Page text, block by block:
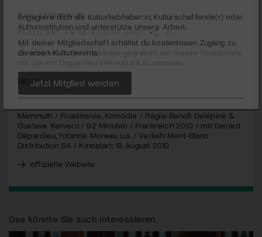
seconds
minute,
39
Kino | Mammuth
PUBLIZIERT AM 18. AUGUST 2010
Es wird tief in der Trickkiste gegraben, um dieses Roadmovie
MEHR
Mammuth / Roadmovie, Komödie / Regie: Benoît Delépine &
Gustave Kervern / 92 Minuten / Frankreich 2010 / mit: Gerard
Dépardieu, Yolande Moreau u.a. / Verleih: Mont-Blanc
Distribution SA / Kinostart: 19. August 2010
offizielle Website
Das könnte Sie auch interessieren
Mach mit: «Be Part of the Art»!
Kulturinstitution und unterstütze unsere Arbeit.